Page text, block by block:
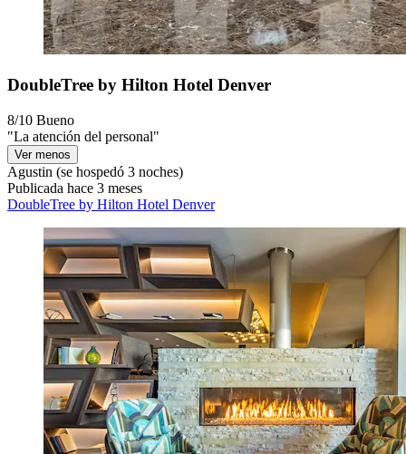
DoubleTree by Hilton Hotel Denver
8/10 Bueno
"La atención del personal"
Ver menos
Agustin (se hospedó 3 noches)
Publicada hace 3 meses
DoubleTree by Hilton Hotel Denver